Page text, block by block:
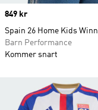
Price
849 kr
Spain 26 Home Kids
Barn Performance
Kommer snart